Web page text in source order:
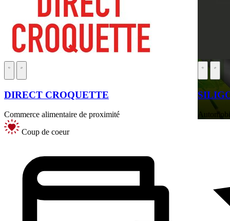
DIRECT CROQUETTE
Commerce alimentaire de proximité
Coup de coeur